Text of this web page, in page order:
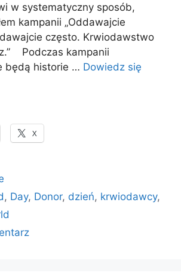
w systematyczny sposób,
kampanii „Oddawajcie
często. Krwiodawstwo
Podczas kampanii
będą historie … Dowiedz się
X
, Day, Donor, dzień, krwiodawcy,